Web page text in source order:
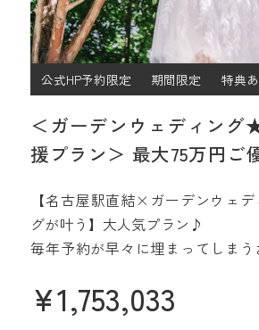
公式HP予約限定 期間限定 特典
＜ガーデンウェディング
援プラン＞ 最大75万円ご
【名古屋駅直結×ガーデンウェデ
グが叶う】大人気プラン♪
毎年予約が早々に埋まってしまう
名駅直結&緑あふれる貸切会場。
屋城も一望できる眺望も人気です
¥1,753,033